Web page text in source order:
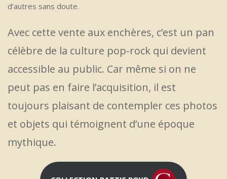
d’autres sans doute.
Avec cette vente aux enchères, c’est un pan
célèbre de la culture pop-rock qui devient
accessible au public. Car même si on ne
peut pas en faire l’acquisition, il est
toujours plaisant de contempler ces photos
et objets qui témoignent d’une époque
mythique.